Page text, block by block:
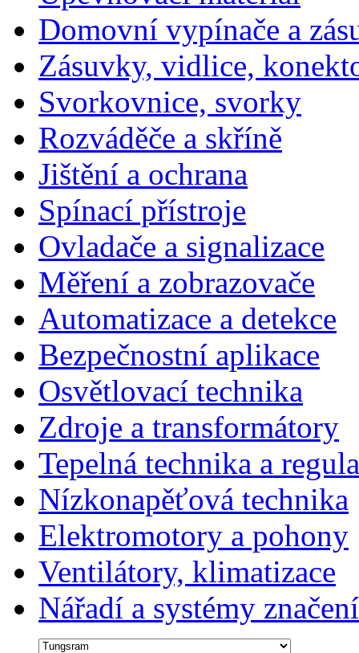
Domovní vypínače a
Zásuvky, vidlice,
Svorkovnice, svorky
Rozváděče a skříně
Jištění a ochrana
Spínací přístroje
Ovladače a signalizace
Měření a zobrazovače
Automatizace a detekce
Bezpečnostní aplikace
Osvětlovací technika
Zdroje a transformátory
Tepelná technika a
Nízkonapěťová technika
Elektromotory a pohony
Ventilátory, klimatizace
Nářadí a systémy značení